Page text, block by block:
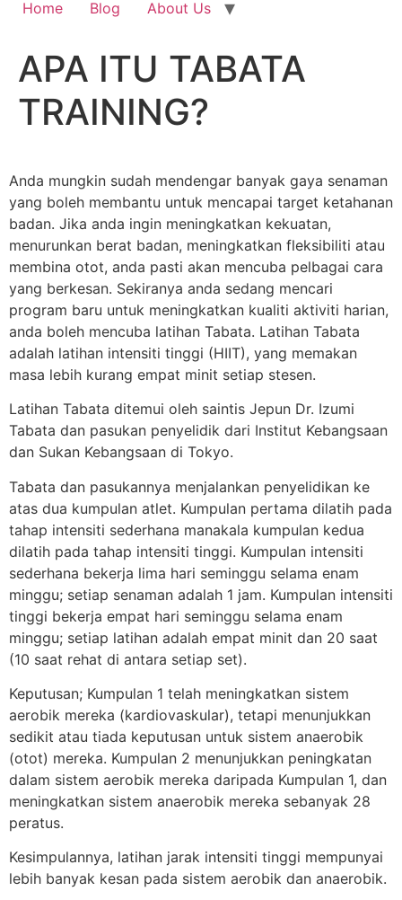
Home Blog About Us
APA ITU TABATA
TRAINING?
Anda mungkin sudah mendengar banyak gaya senaman
yang boleh membantu untuk mencapai target ketahanan
badan. Jika anda ingin meningkatkan kekuatan,
menurunkan berat badan, meningkatkan fleksibiliti atau
membina otot, anda pasti akan mencuba pelbagai cara
yang berkesan. Sekiranya anda sedang mencari
program baru untuk meningkatkan kualiti aktiviti harian,
anda boleh mencuba latihan Tabata. Latihan Tabata
adalah latihan intensiti tinggi (HIIT), yang memakan
masa lebih kurang empat minit setiap stesen.
Latihan Tabata ditemui oleh saintis Jepun Dr. Izumi
Tabata dan pasukan penyelidik dari Institut Kebangsaan
dan Sukan Kebangsaan di Tokyo.
Tabata dan pasukannya menjalankan penyelidikan ke
atas dua kumpulan atlet. Kumpulan pertama dilatih pada
tahap intensiti sederhana manakala kumpulan kedua
dilatih pada tahap intensiti tinggi. Kumpulan intensiti
sederhana bekerja lima hari seminggu selama enam
minggu; setiap senaman adalah 1 jam. Kumpulan intensiti
tinggi bekerja empat hari seminggu selama enam
minggu; setiap latihan adalah empat minit dan 20 saat
(10 saat rehat di antara setiap set).
Keputusan; Kumpulan 1 telah meningkatkan sistem
aerobik mereka (kardiovaskular), tetapi menunjukkan
sedikit atau tiada keputusan untuk sistem anaerobik
(otot) mereka. Kumpulan 2 menunjukkan peningkatan
dalam sistem aerobik mereka daripada Kumpulan 1, dan
meningkatkan sistem anaerobik mereka sebanyak 28
peratus.
Kesimpulannya, latihan jarak intensiti tinggi mempunyai
lebih banyak kesan pada sistem aerobik dan anaerobik.